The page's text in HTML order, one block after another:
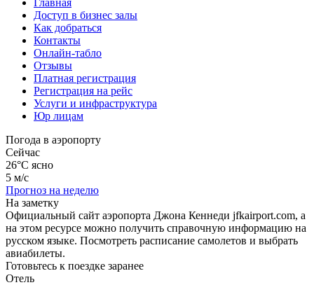
Доступ в бизнес залы
Как добраться
Контакты
Онлайн-табло
Отзывы
Платная регистрация
Регистрация на рейс
Услуги и инфраструктура
Юр лицам
Погода в аэропорту
Сейчас
26°C ясно
5 м/с
Прогноз на неделю
На заметку
Официальный сайт аэропорта Джона Кеннеди jfkairport.com, а
на этом ресурсе можно получить справочную информацию на
русском языке. Посмотреть расписание самолетов и выбрать
авиабилеты.
Готовьтесь к поездке заранее
Отель